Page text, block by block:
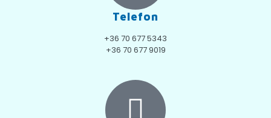
Telefon
+36 70 677 5343
+36 70 677 9019